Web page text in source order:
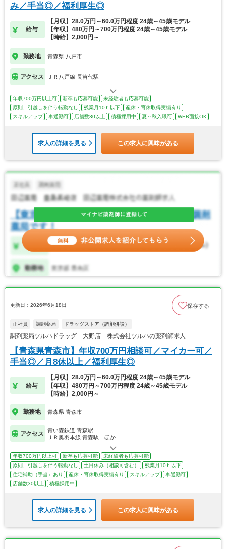
み／手当◎／福利厚生◎
給与
【月収】28.0万円～60.0万円程度 24歳～45歳モデル
【年収】480万円～700万円程度 24歳～45歳モデル
【時給】2,000円～
勤務地 青森県 八戸市
アクセス ＪＲ八戸線 長苗代駅
年収700万円以上可 新卒も応募可能
未経験者も応募可能
原則、引越しを伴う転勤なし
残業月10ｈ以下
産休・育休取得実績有り
スキルアップ
車通勤可 店舗数30以上 積極採用中 夏～秋入職可 WEB面接OK
求人の詳細を見る この求人に興味がある
更新日：2026年6月18日 保存する
正社員 調剤薬局 ドラッグストア（調剤併設）
調剤薬局ツルハドラッグ 大野店 株式会社ツルハの薬剤師求人
【青森県青森市】年収700万円相談可／マイカー可／
手当◎／月8休以上／福利厚生◎
給与
【月収】28.0万円～60.0万円程度 24歳～45歳モデル
【年収】480万円～700万円程度 24歳～45歳モデル
【時給】2,000円～
勤務地 青森県 青森市
アクセス
青い森鉄道 青森駅
ＪＲ奥羽本線 青森駅…ほか
年収700万円以上可 新卒も応募可能
未経験者も応募可能
原則、引越しを伴う転勤なし
土日休み（相談可含む）
残業月10ｈ以下
住宅補助（手当）あり
産休・育休取得実績有り スキルアップ
車通勤可
店舗数30以上
積極採用中
求人の詳細を見る この求人に興味がある